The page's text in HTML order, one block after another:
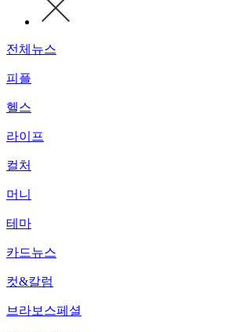
전체뉴스
피플
헬스
라이프
컬처
머니
테마
카드뉴스
컷&칼럼
브라보스페셜